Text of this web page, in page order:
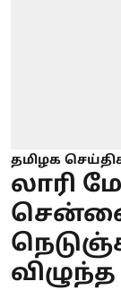
தமிழக
லாரி